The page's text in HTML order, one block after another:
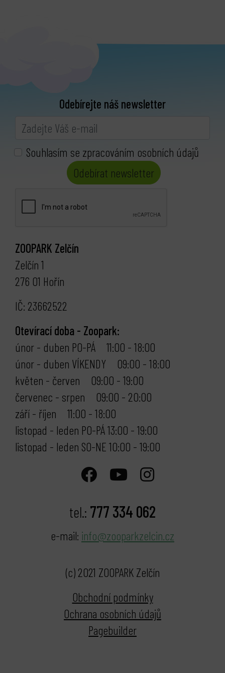
Odebírejte náš newsletter
Souhlasím se zpracováním osobních údajů
Odebírat newsletter
ZOOPARK Zelčín
Zelčín 1
276 01 Hořín
IČ: 23662522
Otevírací doba - Zoopark:
únor - duben PO-PÁ 11:00 - 18:00
únor - duben VÍKENDY 09:00 - 18:00
květen - červen 09:00 - 19:00
červenec - srpen 09:00 - 20:00
září - říjen 11:00 - 18:00
listopad - leden PO-PÁ 13:00 - 19:00
listopad - leden SO-NE 10:00 - 19:00
tel.: 777 334 062
e-mail: info@zooparkzelcin.cz
(c) 2021 ZOOPARK Zelčín
Obchodní podmínky
Ochrana osobních údajů
Pagebuilder